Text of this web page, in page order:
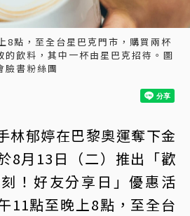
8點，至全台星巴克門市，購買兩杯
飲料，其中一杯由星巴克招待。圖
臉書粉絲團
林郁婷在巴黎奧運奪下金
8月13日（二）推出「歡
！好友分享日」優惠活
11點至晚上8點，至全台